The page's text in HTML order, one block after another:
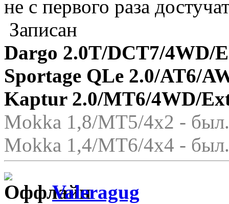
не с первого раза
Записан
Dargo 2.0T/DCT7/4WD/
Sportage QLe 2.0/AT6/
Kaptur 2.0/MT6/4WD/
Mokka 1,8/МТ5/4x2 -
Mokka 1,4/МТ6/4x4 -
Valeragug